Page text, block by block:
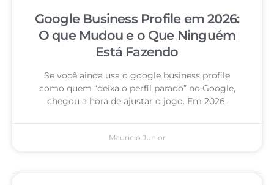
Google Business Profile em 2026:
O que Mudou e o Que Ninguém
Está Fazendo
Se você ainda usa o google business profile
como quem “deixa o perfil parado” no Google,
chegou a hora de ajustar o jogo. Em 2026,
Mauricio Junior